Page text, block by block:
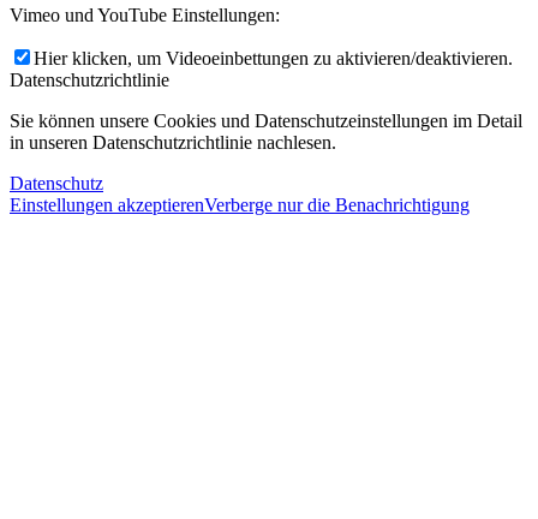
Vimeo und YouTube Einstellungen:
Hier klicken, um Videoeinbettungen zu aktivieren/deaktivieren.
Datenschutzrichtlinie
Sie können unsere Cookies und Datenschutzeinstellungen im Detail
in unseren Datenschutzrichtlinie nachlesen.
Datenschutz
Einstellungen akzeptierenVerberge nur die Benachrichtigung